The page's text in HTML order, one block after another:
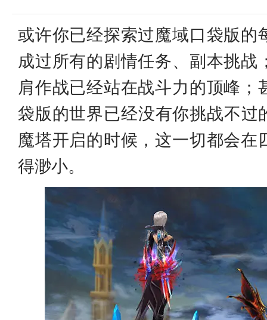
或许你已经探索过魔域口袋版的
成过所有的剧情任务、副本挑战
肩作战已经站在战斗力的顶峰；
袋版的世界已经没有你挑战不
魔塔开启的时候，这一切都会在
得渺小。